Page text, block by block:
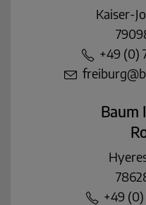
Kaiser-
+49 (0)
Baum
+49